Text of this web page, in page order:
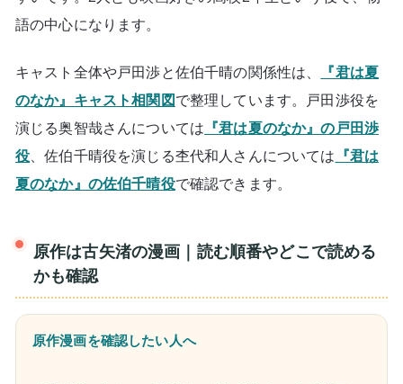
語の中心になります。
キャスト全体や戸田渉と佐伯千晴の関係性は、
『君は夏
のなか』キャスト相関図 で整理しています。戸田渉役を
演じる奥智哉さんについては 『君は夏のなか』の戸田渉
役 、佐伯千晴役を演じる杢代和人さんについては 『君は
夏のなか』の佐伯千晴役で確認できます。
原作は古矢渚の漫画｜読む順番やどこで読める
かも確認
原作漫画を確認したい人へ